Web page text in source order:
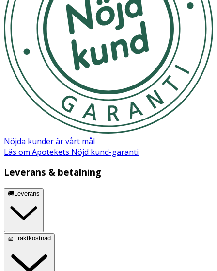
Nöjda kunder är vårt mål
Läs om Apotekets Nöjd kund-garanti
Leverans & betalning
🚚Leverans
🧺Fraktkostnad